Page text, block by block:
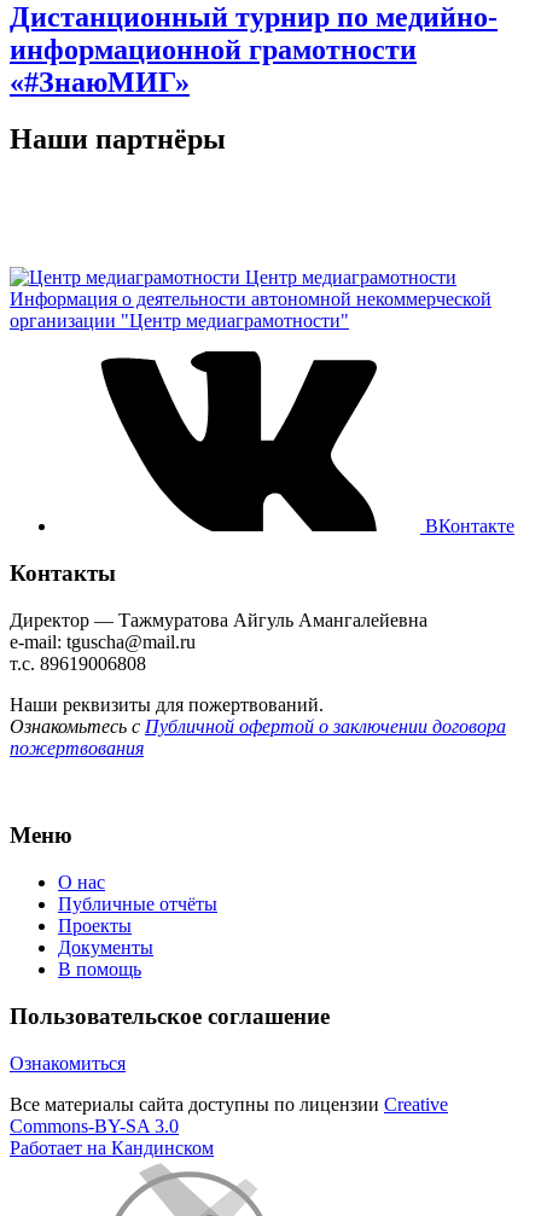
Дистанционный турнир по медийно-
информационной грамотности
«#ЗнаюМИГ»
Наши партнёры
Центр медиаграмотности
Информация о деятельности автономной некоммерческой
организации "Центр медиаграмотности"
ВКонтакте
Контакты
Директор — Тажмуратова Айгуль Амангалейевна
e-mail: tguscha@mail.ru
т.с. 89619006808
Наши реквизиты для пожертвований.
Ознакомьтесь с Публичной офертой о заключении договора
пожертвования
Меню
О нас
Публичные отчёты
Проекты
Документы
В помощь
Пользовательское соглашение
Ознакомиться
Все материалы сайта доступны по лицензии Creative
Commons-BY-SA 3.0
Работает на Кандинском